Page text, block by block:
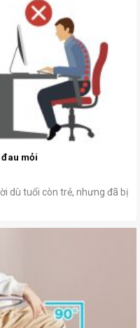
mỏi
dù tuổi còn trẻ, nhưng đã bị